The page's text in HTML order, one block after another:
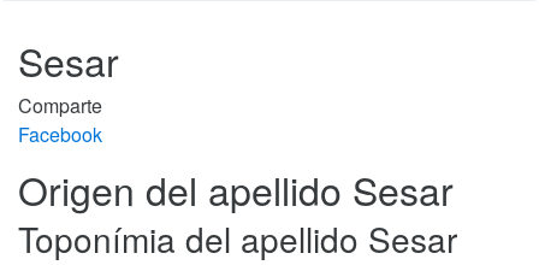
Sesar
Comparte
Facebook
Origen del apellido Sesar
Toponímia del apellido Sesar